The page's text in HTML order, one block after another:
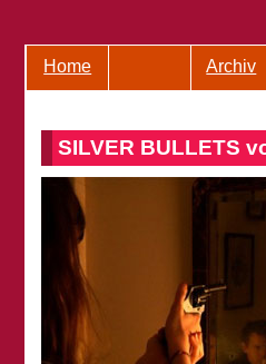
Home Archiv
SILVER BULLETS